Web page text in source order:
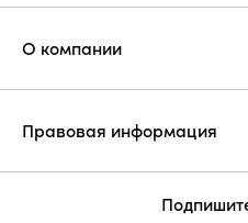
О компании
Правовая информация